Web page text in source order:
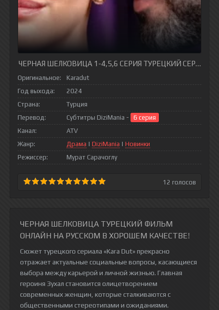
ЧЕРНАЯ ШЕЛКОВИЦА 1-4,5,6 СЕРИЯ ТУРЕЦКИЙ СЕРИАЛ
Оригинальное:
Karadut
Год выхода:
2024
Страна:
Турция
Перевод:
Субтитры DiziMania -
6 серия
Канал:
ATV
Жанр:
Драма | DiziMania | Новинки
Режиссер:
Мурат Сарачоглу
12 голосов
ЧЕРНАЯ ШЕЛКОВИЦА ТУРЕЦКИЙ ФИЛЬМ
ОНЛАЙН НА РУССКОМ В ХОРОШЕМ КАЧЕСТВЕ!
Сюжет турецкого сериала «Kara Dut» прекрасно
отражает актуальные социальные вопросы, касающиеся
выбора между карьерой и личной жизнью. Главная
героиня Зухал становится олицетворением
современных женщин, которые сталкиваются с
общественными стереотипами и ожиданиями.